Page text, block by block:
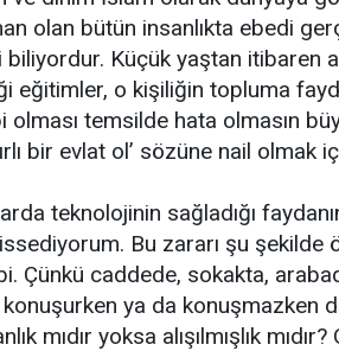
olan bütün insanlıkta ebedi
Küçük yaştan itibaren
eğitimler, o kişiliğin topluma
temsilde hata olmasın
bir evlat ol’ sözüne nail olmak
teknolojinin sağladığı
Bu zararı şu şekilde
Çünkü caddede, sokakta,
ya da konuşmazken
mıdır yoksa alışılmışlık